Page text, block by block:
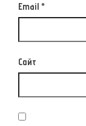
Email *
Сайт